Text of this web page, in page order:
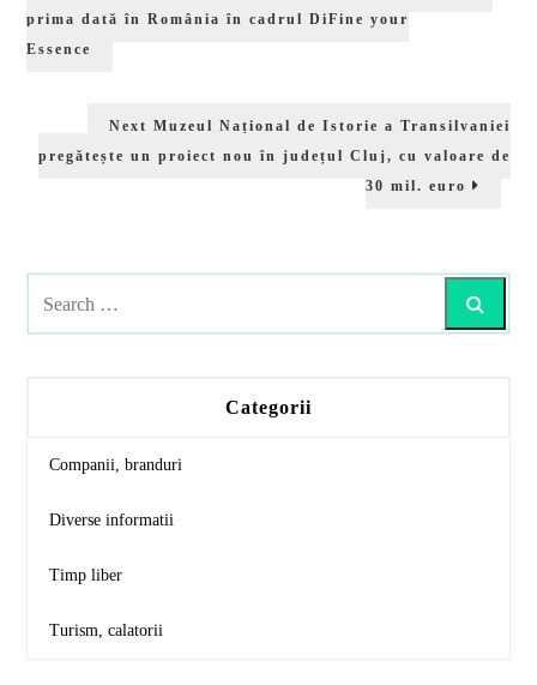
în
articole
prima dată în România în cadrul DiFine your
Essence
Next Next
Muzeul Național de Istorie a Transilvaniei
pregătește un proiect nou în județul Cluj, cu valoare de
30 mil. euro
Categorii
Companii, branduri
Diverse informatii
Timp liber
Turism, calatorii